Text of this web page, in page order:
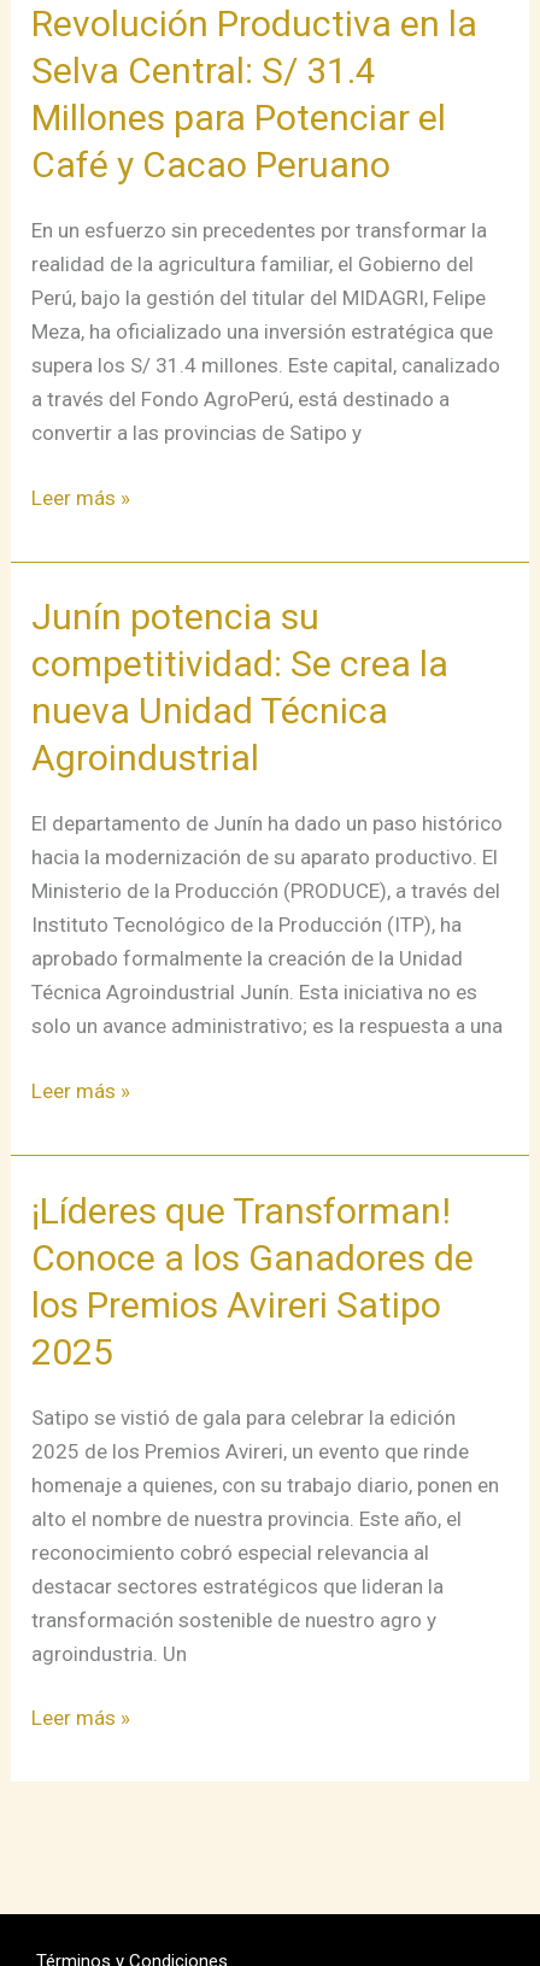
Revolución Productiva en la
Selva Central: S/ 31.4
Millones para Potenciar el
Café y Cacao Peruano
En un esfuerzo sin precedentes por transformar la
realidad de la agricultura familiar, el Gobierno del
Perú, bajo la gestión del titular del MIDAGRI, Felipe
Meza, ha oficializado una inversión estratégica que
supera los S/ 31.4 millones. Este capital, canalizado
a través del Fondo AgroPerú, está destinado a
convertir a las provincias de Satipo y
Revolución
en
la
Selva
Central:
S/
31.4
Millones
para
Potenciar
Cacao
Leer más »
Junín potencia su
competitividad: Se crea la
nueva Unidad Técnica
Agroindustrial
El departamento de Junín ha dado un paso histórico
hacia la modernización de su aparato productivo. El
Ministerio de la Producción (PRODUCE), a través del
Instituto Tecnológico de la Producción (ITP), ha
aprobado formalmente la creación de la Unidad
Técnica Agroindustrial Junín. Esta iniciativa no es
solo un avance administrativo; es la respuesta a una
Junín
su
competitividad:
Se
crea
la
nueva
Unidad
Técnica
Agroindustrial
Leer más »
¡Líderes que Transforman!
Conoce a los Ganadores de
los Premios Avireri Satipo
2025
Satipo se vistió de gala para celebrar la edición
2025 de los Premios Avireri, un evento que rinde
homenaje a quienes, con su trabajo diario, ponen en
alto el nombre de nuestra provincia. Este año, el
reconocimiento cobró especial relevancia al
destacar sectores estratégicos que lideran la
transformación sostenible de nuestro agro y
agroindustria. Un
¡Líderes
que
Transforman!
Conoce
a
los
Ganadores
de
los
Premios
Satipo
Leer más »
Términos y Condiciones